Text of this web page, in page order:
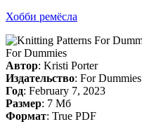
Хобби ремёсла
For Dummies
Автор: Kristi Porter
Издательство: For Dummies
Год: February 7, 2023
Размер: 7 Мб
Формат: True PDF